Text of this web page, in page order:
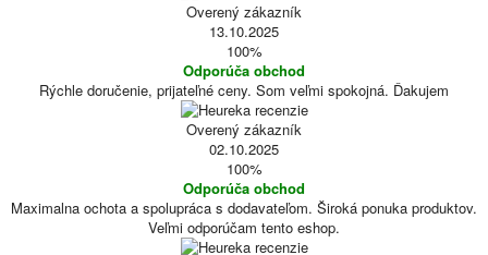
Overený zákazník
13.10.2025
100%
Odporúča obchod
Rýchle doručenie, prijateľné ceny. Som veľmi spokojná. Ďakujem
Overený zákazník
02.10.2025
100%
Odporúča obchod
Maximalna ochota a spolupráca s dodavateľom. Široká ponuka produktov.
Veľmi odporúčam tento eshop.